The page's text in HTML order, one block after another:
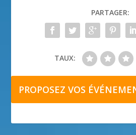
PARTAGER:
TAUX:
PROPOSEZ VOS